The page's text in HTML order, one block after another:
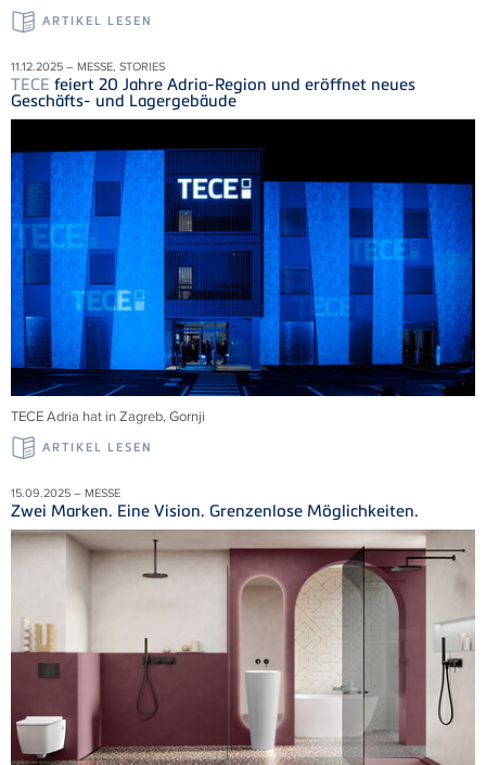
ARTIKEL LESEN
11.12.2025 – MESSE, STORIES
TECE feiert 20 Jahre Adria-Region und eröffnet neues
Geschäfts- und Lagergebäude
TECEAdria hat in Zagreb,Gornji
ARTIKEL LESEN
15.09.2025 – MESSE
Zwei Marken. Eine Vision. Grenzenlose Möglichkeiten.